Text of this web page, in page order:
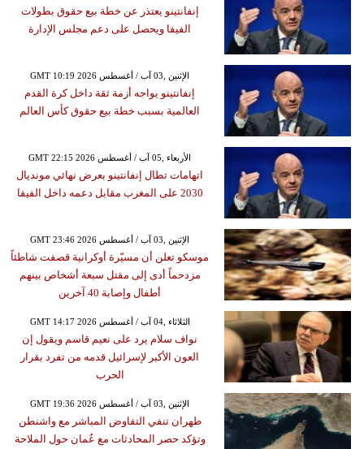
إنفانتينو يعتذر عن خطة بيع حقوق بطولات
الفيفا ويحصل على دعم مجلس الإدارة
GMT 10:19 2026 الإثنين ,03 آب / أغسطس
إنفانتينو يواجه أزمة ثقة داخل كرة القدم
العالمية بسبب خطة بيع حقوق كأس العالم
GMT 22:15 2026 الأربعاء ,05 آب / أغسطس
اتهامات تطال إنفانتينو بعرض نهائي مونديال
2030 على المغرب مقابل دعمه داخل الفيفا
GMT 23:46 2026 الإثنين ,03 آب / أغسطس
موسكو تعلن أن مسيّرة أوكرانية قصفت شاطئاً
مزدحماً أدى إلى مقتل سبعة أشخاص بينهم
أطفال وإصابة 40 آخرين
GMT 14:17 2026 الثلاثاء ,04 آب / أغسطس
نواف سلام يرد على نعيم قاسم ويقول إن
العون الأكبر لإسرائيل قدمه من تفرد بقرار
الحرب
GMT 19:36 2026 الإثنين ,03 آب / أغسطس
طهران تنفي التفاوض المباشر مع واشنطن
وتؤكد حصر المحادثات مع عُمان حول الملاحة